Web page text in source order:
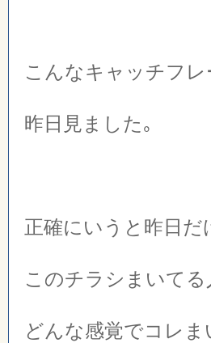
こんなキャッチフレ
昨日見ました｡
正確にいうと昨日
このチラシまいてる
どんな感覚でコレ